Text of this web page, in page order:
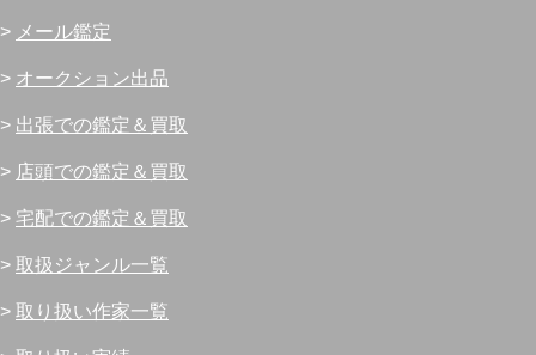
> メール鑑定
> オークション出品
> 出張での鑑定＆買取
> 店頭での鑑定＆買取
> 宅配での鑑定＆買取
> 取扱ジャンル一覧
> 取り扱い作家一覧